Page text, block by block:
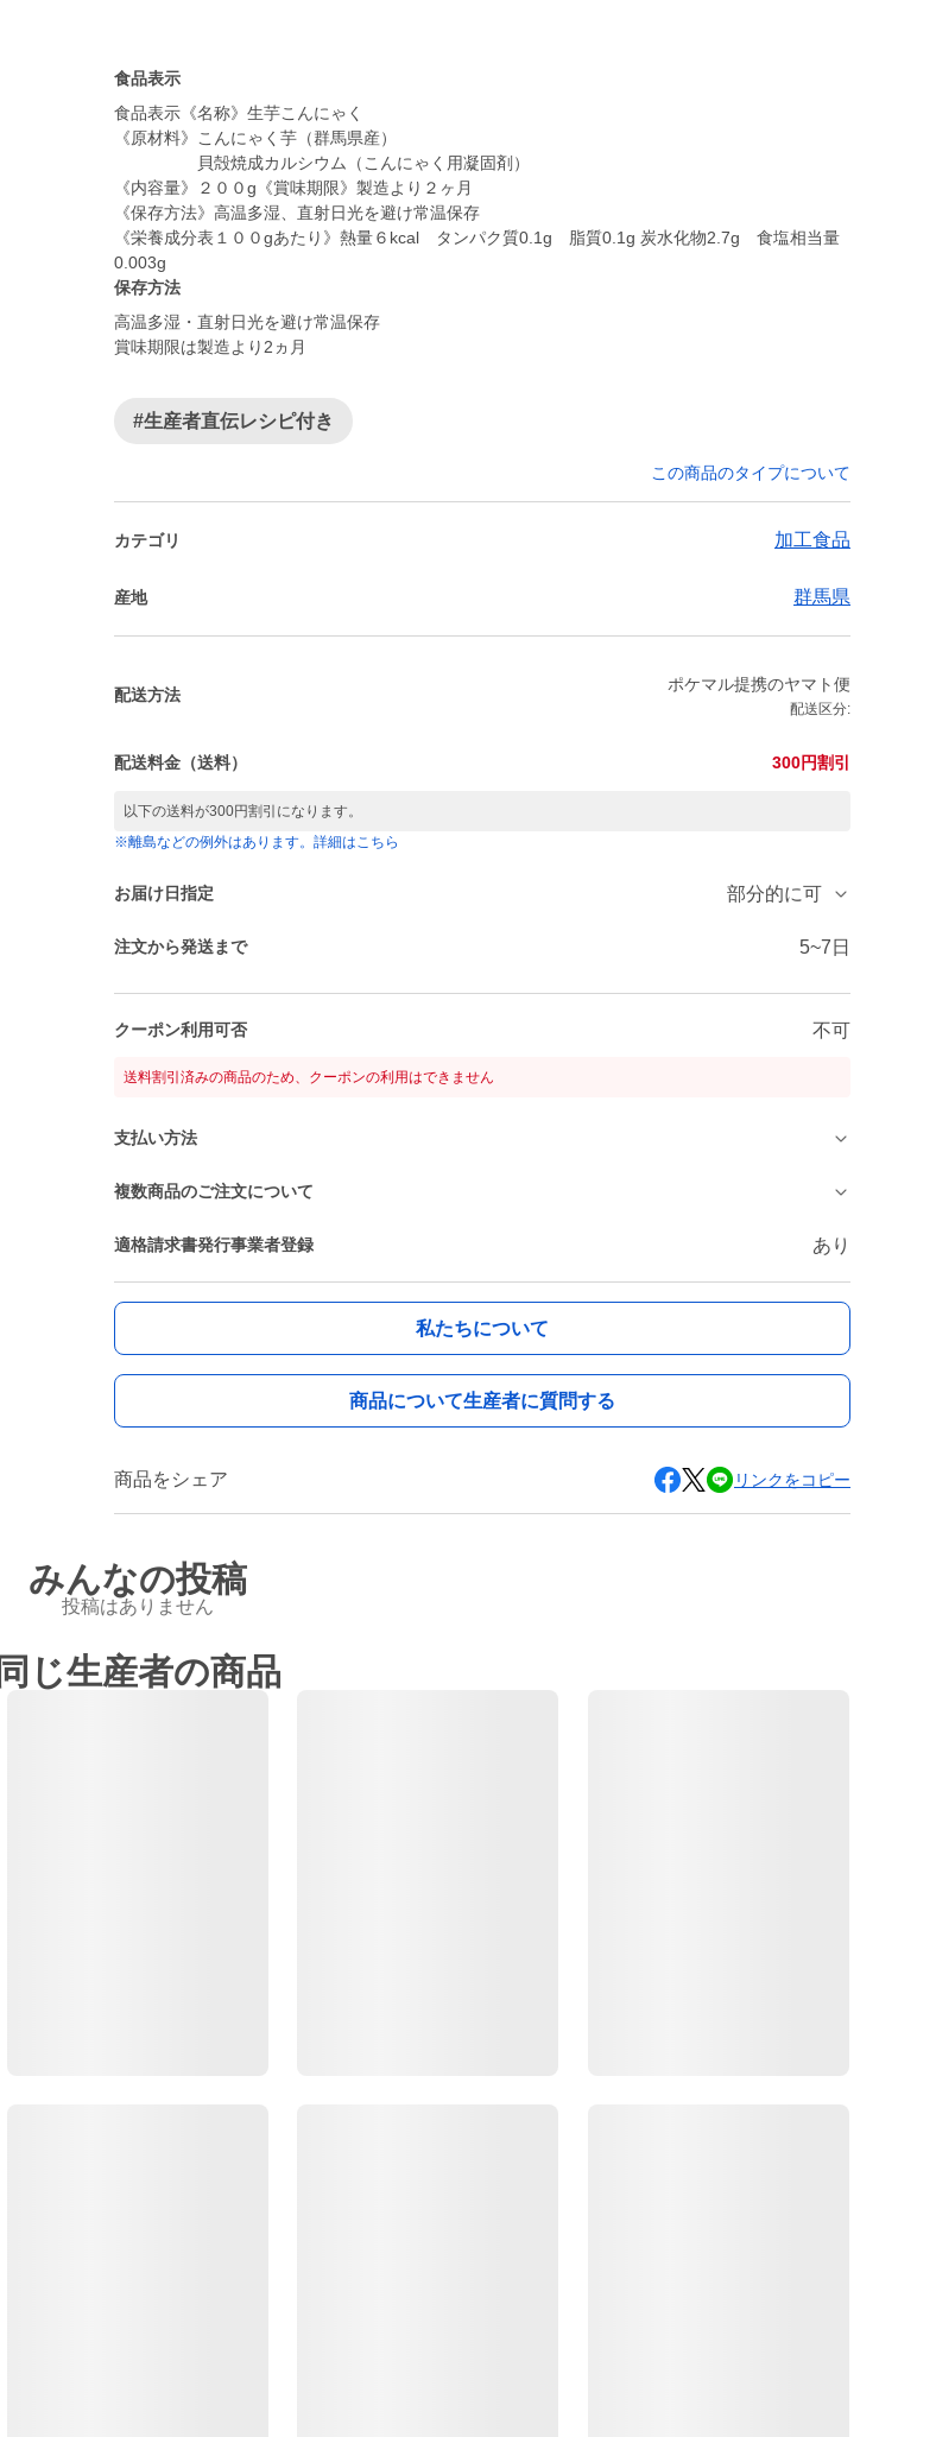
食品表示
食品表示《名称》生芋こんにゃく
《原材料》こんにゃく芋（群馬県産）
貝殻焼成カルシウム（こんにゃく用凝固剤）
《内容量》２００g《賞味期限》製造より２ヶ月
《保存方法》高温多湿、直射日光を避け常温保存
《栄養成分表１００gあたり》熱量６kcal タンパク質0.1g 脂質0.1g 炭水化物2.7g 食塩相当量
0.003g
保存方法
高温多湿・直射日光を避け常温保存
賞味期限は製造より2ヵ月
#生産者直伝レシピ付き
この商品のタイプについて
カテゴリ 加工食品
産地 群馬県
配送方法
ポケマル提携のヤマト便
配送区分:
配送料金（送料） 300円割引
以下の送料が300円割引になります。
※離島などの例外はあります。詳細はこちら
お届け日指定 部分的に可
注文から発送まで 5~7日
クーポン利用可否 不可
送料割引済みの商品のため、クーポンの利用はできません
支払い方法
複数商品のご注文について
適格請求書発行事業者登録 あり
私たちについて
商品について生産者に質問する
商品をシェア リンクをコピー
みんなの投稿
投稿はありません
同じ生産者の商品